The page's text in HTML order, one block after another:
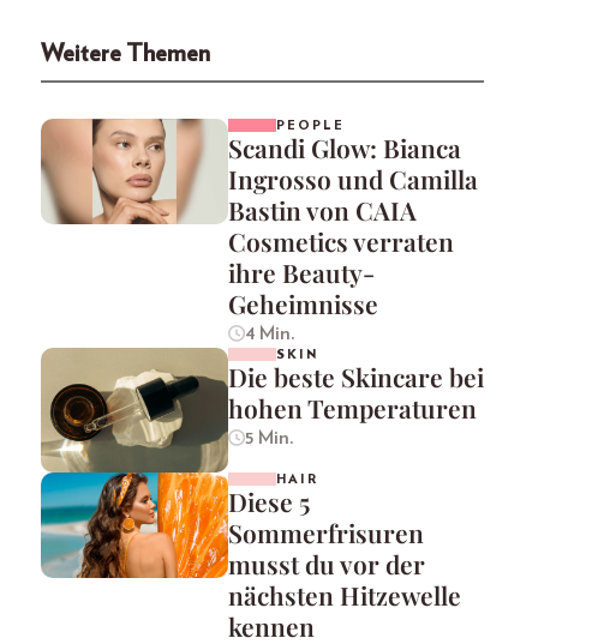
Weitere Themen
PEOPLE
Scandi Glow: Bianca
Ingrosso und Camilla
Bastin von CAIA
Cosmetics verraten
ihre Beauty-
Geheimnisse
4 Min.
SKIN
Die beste Skincare bei
hohen Temperaturen
5 Min.
HAIR
Diese 5
Sommerfrisuren
musst du vor der
nächsten Hitzewelle
kennen